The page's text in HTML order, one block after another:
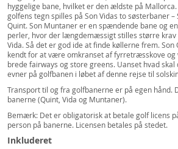
hyggelige bane, hvilket er den ældste på
golfens tegn spilles på Son Vidas to søsterbaner –
Quint. Son Muntaner er en spændende bane og
perler, hvor der længdemæssigt stilles større krav
Vida. Så det er god ide at finde køllerne frem.
kendt for at være omkranset af fyrretræsskove
brede fairways og store greens. Uanset hvad skal
evner på golfbanen i løbet af denne rejse til
Transport til og fra golfbanerne er på egen hånd.
banerne (Quint, Vida og Muntaner).
Bemærk: Det er obligatorisk at betale golf licens
person på banerne. Licensen betales på stedet.
Inkluderet